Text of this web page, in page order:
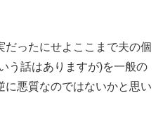
ったにせよここまで夫の個
う話はありますが)を一般の
に悪質なのではないかと思い